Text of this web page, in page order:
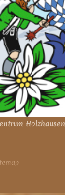
Holzhausen